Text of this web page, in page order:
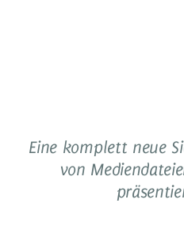
Referenzen
Dokumentation
Eine komplett neue
von